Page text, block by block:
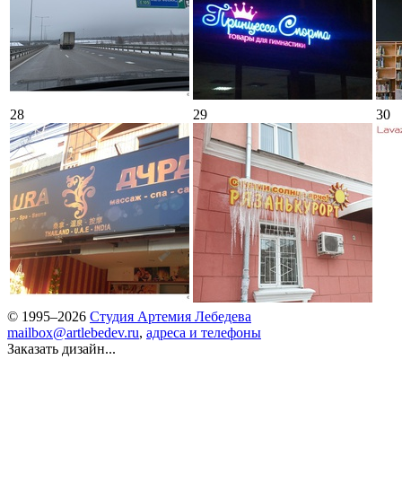
28 29 30
© 1995–2026 Студия Артемия Лебедева
mailbox@artlebedev.ru, адреса и телефоны
Заказать дизайн...